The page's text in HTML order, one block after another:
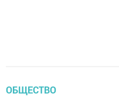
ОБЩЕСТВО